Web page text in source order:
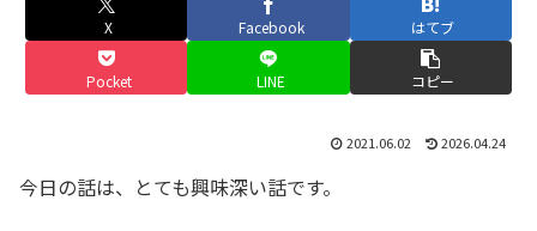
X Facebook はてブ
Pocket LINE コピー
2021.06.02 2026.04.24
今日の話は、とても興味深い話です。